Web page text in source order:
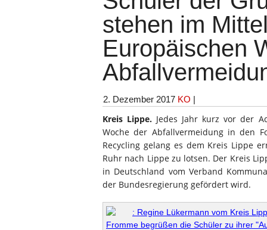
stehen im
Europäischen
2. Dezember 2017 KO |
Kreis Lippe. Jedes Jahr kurz vor der
Woche der Abfallvermeidung in den
Recycling gelang es dem Kreis Lippe
Ruhr nach Lippe zu lotsen. Der Kreis
in Deutschland vom Verband
der Bundesregierung gefördert wird.